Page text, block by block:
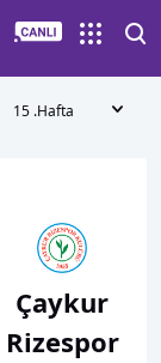
15 .Hafta
Çaykur
Rizespor